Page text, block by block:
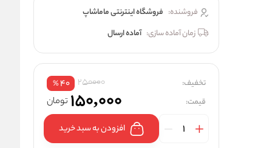
فروشنده: فروشگاه اینترنتی ماماشاپ
زمان آماده سازی: آماده ارسال
تخفیف: 250000
40
%
قیمت: 150,000 تومان
افزودن به سبد خرید